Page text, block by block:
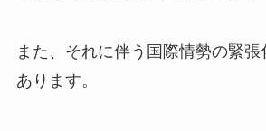
また、それに伴う国際情勢の緊張
あります。